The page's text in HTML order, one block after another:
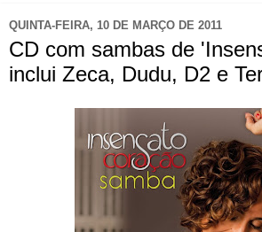
QUINTA-FEIRA, 10 DE MARÇO DE 2011
CD com sambas de
inclui Zeca, Dudu, D2 e